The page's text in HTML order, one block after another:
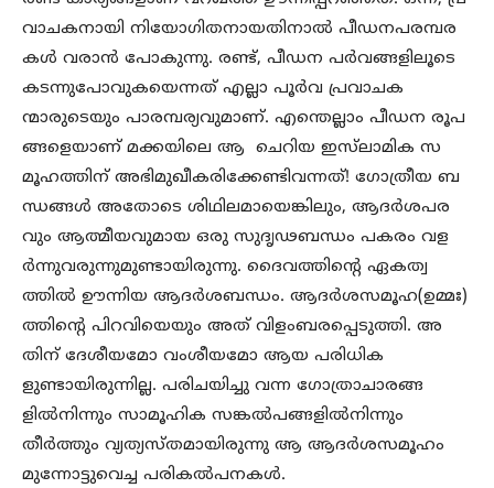
വാചകനായി നിയോഗിതനായതിനാല്‍ പീഡനപരമ്പര
കള്‍ വരാന്‍ പോകുന്നു. രണ്ട്, പീഡന പര്‍വങ്ങളിലൂടെ
കടന്നുപോവുകയെന്നത് എല്ലാ പൂര്‍വ പ്രവാചക
ന്മാരുടെയും പാരമ്പര്യവുമാണ്. എന്തെല്ലാം പീഡന രൂപ
ങ്ങളെയാണ് മക്കയിലെ ആ ചെറിയ ഇസ്‌ലാമിക സ
മൂഹത്തിന് അഭിമുഖീകരിക്കേണ്ടിവന്നത്! ഗോത്രീയ ബ
ന്ധങ്ങള്‍ അതോടെ ശിഥിലമായെങ്കിലും, ആദര്‍ശപര
വും ആത്മീയവുമായ ഒരു സുദൃഢബന്ധം പകരം വള
ര്‍ന്നുവരുന്നുമുണ്ടായിരുന്നു. ദൈവത്തിന്‍റെ ഏകത്വ
ത്തില്‍ ഊന്നിയ ആദര്‍ശബന്ധം. ആദര്‍ശസമൂഹ(ഉമ്മഃ)
ത്തിന്‍റെ പിറവിയെയും അത് വിളംബരപ്പെടുത്തി. അ
തിന് ദേശീയമോ വംശീയമോ ആയ പരിധിക
ളുണ്ടായിരുന്നില്ല. പരിചയിച്ചു വന്ന ഗോത്രാചാരങ്ങ
ളില്‍നിന്നും സാമൂഹിക സങ്കല്‍പങ്ങളില്‍നിന്നും
തീര്‍ത്തും വ്യത്യസ്തമായിരുന്നു ആ ആദര്‍ശസമൂഹം
മുന്നോട്ടുവെച്ച പരികല്‍പനകള്‍.